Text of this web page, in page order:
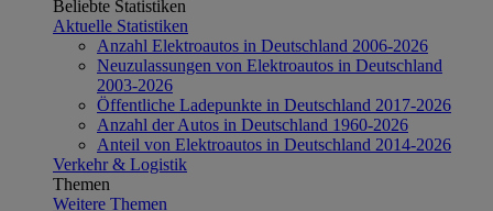
Beliebte Statistiken
Aktuelle Statistiken
Anzahl Elektroautos in Deutschland 2006-2026
Neuzulassungen von Elektroautos in Deutschland
2003-2026
Öffentliche Ladepunkte in Deutschland 2017-2026
Anzahl der Autos in Deutschland 1960-2026
Anteil von Elektroautos in Deutschland 2014-2026
Verkehr & Logistik
Themen
Weitere Themen